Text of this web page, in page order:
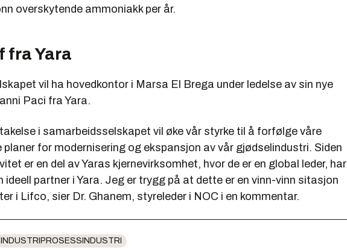
overskytende ammoniakk per år.
fra Yara
vil ha hovedkontor i Marsa El Brega under ledelse av sin nye
Paci fra Yara.
i samarbeidsselskapet vil øke vår styrke til å forfølge våre
for modernisering og ekspansjon av vår gjødselindustri. Siden
er en del av Yaras kjernevirksomhet, hvor de er en global leder, har
ideell partner i Yara. Jeg er trygg på at dette er en vinn-vinn sitasjon
i Lifco, sier Dr. Ghanem, styreleder i NOC i en kommentar.
INDUSTRIPROSESSINDUSTRI